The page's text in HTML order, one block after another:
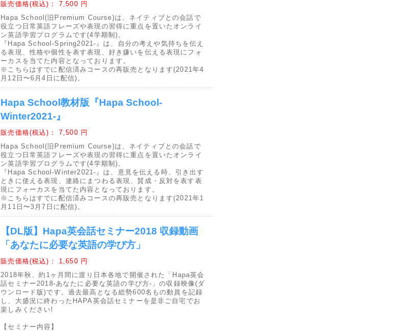
販売価格(税込)： 7,500 円
Hapa School(旧Premium Course)は、ネイティブとの会話で
役立つ日常英語フレーズや表現の習得に重点を置いたオンライ
ン英語学習プログラムです(4学期制)。
『Hapa School-Spring2021-』は、自分の考えや気持ちを伝え
る表現、性格や個性を表す表現、好き嫌いを伝える表現にフォ
ーカスを当てた内容となっております。
※こちらはすでに配信済みコースの再販売となります(2021年4
月12日〜6月4日に配信)。
Hapa School教材版『Hapa School-
Winter2021-』
販売価格(税込)： 7,500 円
Hapa School(旧Premium Course)は、ネイティブとの会話で
役立つ日常英語フレーズや表現の習得に重点を置いたオンライ
ン英語学習プログラムです(4学期制)。
『Hapa School-Winter2021-』は、意見を伝える時、引き出す
ときに使える表現、連絡にまつわる表現、賛成・反対を表す表
現にフォーカスを当てた内容となっております。
※こちらはすでに配信済みコースの再販売となります(2021年1
月11日〜3月7日に配信)。
【DL版】Hapa英会話セミナー2018 収録動画
「あなたに必要な英語の学び方」
販売価格(税込)： 1,650 円
2018年秋、約1ヶ月間に渡り日本各地で開催された「Hapa英会
話セミナー2018-あなたに必要な英語の学び方-」の収録映像(ダ
ウンロード版)です。過去最高となる総勢600名もの動員を記録
し、大盛況に終わったHAPA英会話セミナーを是非ご自宅でお
楽しみください!
【セミナー内容】